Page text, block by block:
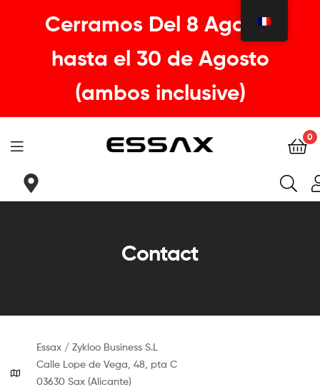
Cerramos Del 8 Agosto
hasta el 30 de Agosto
(ambos inclusive)
|
sillin
cada
0
Contact
Essax / Zykloo Business S.L
Calle Lope de Vega, 48, pta C
03630 Sax (Alicante)